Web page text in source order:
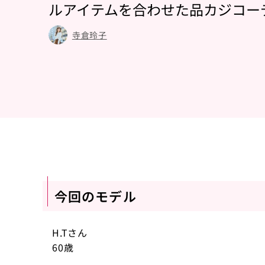
ルアイテムを合わせた品カジコー
寺倉玲子
今回のモデル
H.Tさん
60歳